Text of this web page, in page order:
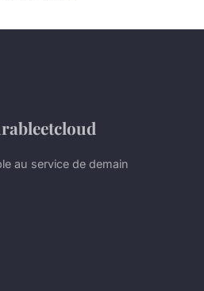
au service de demain